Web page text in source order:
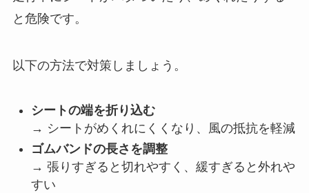
と危険です。
以下の方法で対策しましょう。
シートの端を折り込む
→ シートがめくれにくくなり、風の抵抗を軽減
ゴムバンドの長さを調整
→ 張りすぎると切れやすく、緩すぎると外れや
すい